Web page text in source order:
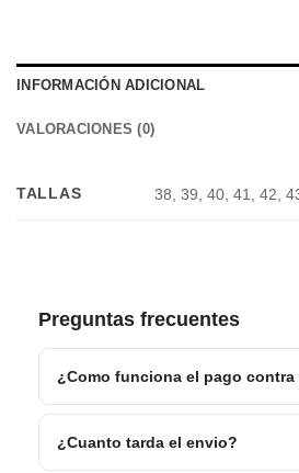
INFORMACIÓN ADICIONAL
VALORACIONES (0)
TALLAS 38, 39, 40, 41, 42,
Preguntas frecuentes
¿Como funciona el pago contra
¿Cuanto tarda el envio?